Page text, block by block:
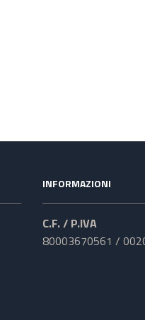
INFORMAZIONI
C.F. / P.IVA
80003670561 /